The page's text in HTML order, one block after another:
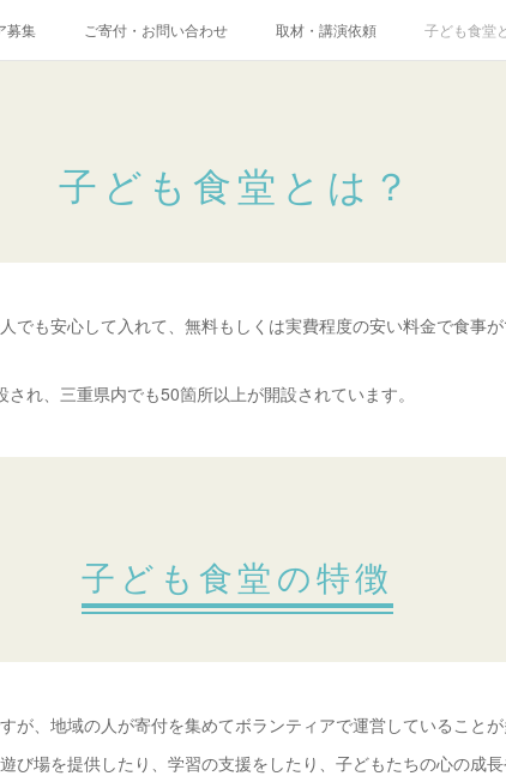
募集 ご寄付・お問い合わせ 取材・講演依頼 子ども食堂
子ども食堂とは？
でも安心して入れて、無料もしくは実費程度の安い料金で食事
れ、三重県内でも50箇所以上が開設されています。
子ども食堂の特徴
が、地域の人が寄付を集めてボランティアで運営していることが
び場を提供したり、学習の支援をしたり、子どもたちの心の成